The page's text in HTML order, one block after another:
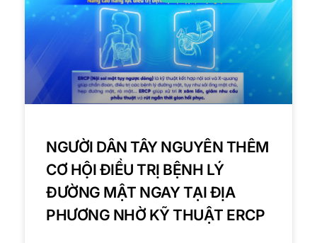
NGƯỜI DÂN TÂY NGUYÊN THÊM
CƠ HỘI ĐIỀU TRỊ BỆNH LÝ
ĐƯỜNG MẬT NGAY TẠI ĐỊA
PHƯƠNG NHỜ KỸ THUẬT ERCP